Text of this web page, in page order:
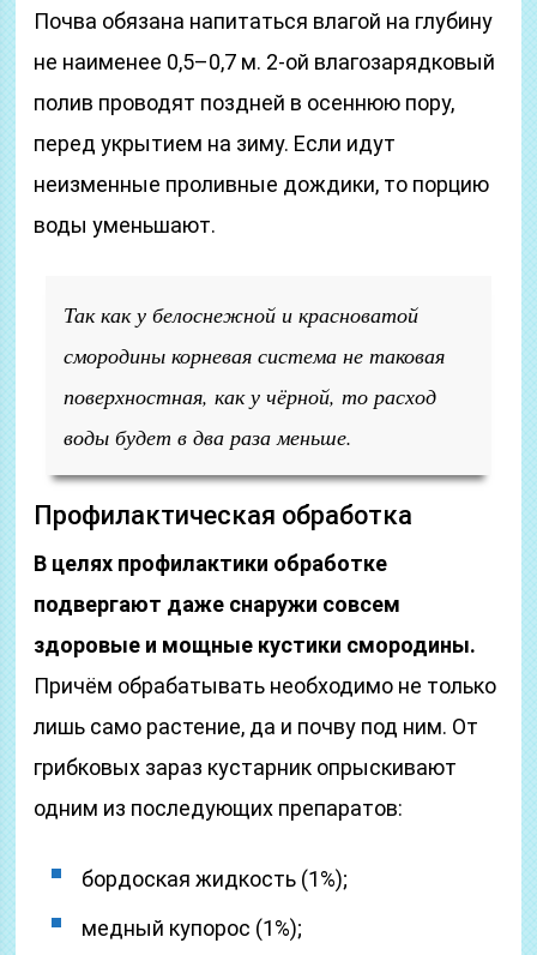
Почва обязана напитаться влагой на глубину
не наименее 0,5–0,7 м. 2-ой влагозарядковый
полив проводят поздней в осеннюю пору,
перед укрытием на зиму. Если идут
неизменные проливные дождики, то порцию
воды уменьшают.
Так как у белоснежной и красноватой
смородины корневая система не таковая
поверхностная, как у чёрной, то расход
воды будет в два раза меньше.
Профилактическая обработка
В целях профилактики обработке
подвергают даже снаружи совсем
здоровые и мощные кустики смородины.
Причём обрабатывать необходимо не только
лишь само растение, да и почву под ним. От
грибковых зараз кустарник опрыскивают
одним из последующих препаратов:
бордоская жидкость (1%);
медный купорос (1%);